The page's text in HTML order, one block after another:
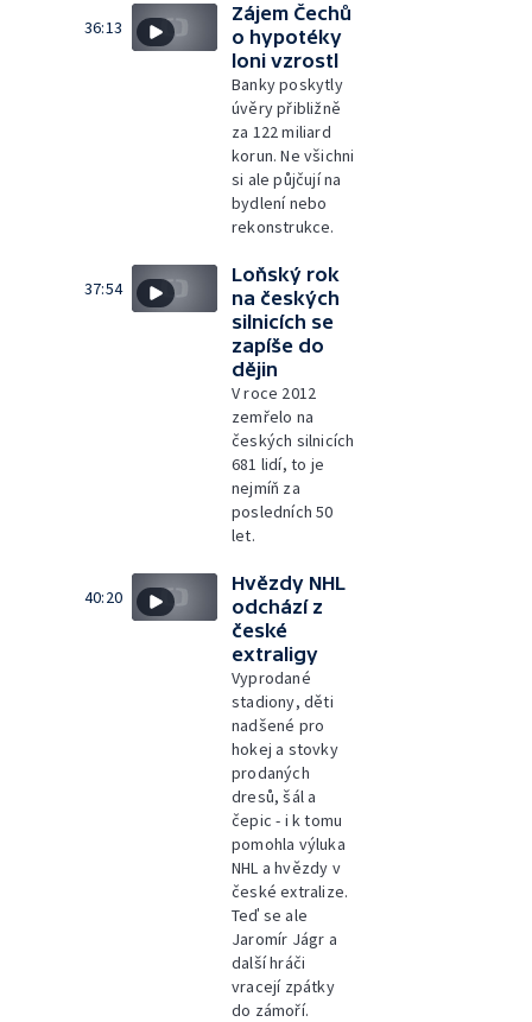
36:13
Zájem Čechů
o hypotéky
loni vzrostl
Banky poskytly
úvěry přibližně
za 122 miliard
korun. Ne všichni
si ale půjčují na
bydlení nebo
rekonstrukce.
37:54
Loňský rok
na českých
silnicích se
zapíše do
dějin
V roce 2012
zemřelo na
českých silnicích
681 lidí, to je
nejmíň za
posledních 50
let.
40:20
Hvězdy NHL
odchází z
české
extraligy
Vyprodané
stadiony, děti
nadšené pro
hokej a stovky
prodaných
dresů, šál a
čepic - i k tomu
pomohla výluka
NHL a hvězdy v
české extralize.
Teď se ale
Jaromír Jágr a
další hráči
vracejí zpátky
do zámoří.